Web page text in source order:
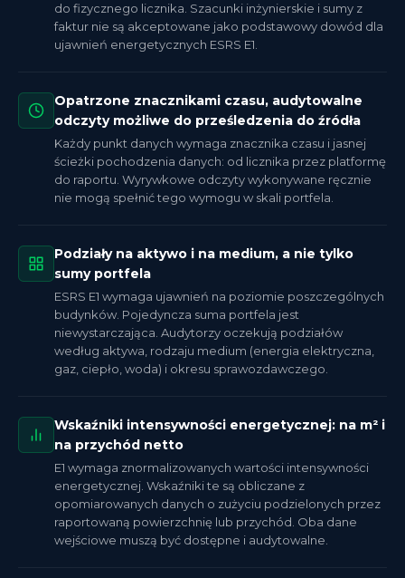
do fizycznego licznika. Szacunki inżynierskie i sumy z
faktur nie są akceptowane jako podstawowy dowód dla
ujawnień energetycznych ESRS E1.
Opatrzone znacznikami czasu, audytowalne
odczyty możliwe do prześledzenia do źródła
Każdy punkt danych wymaga znacznika czasu i jasnej
ścieżki pochodzenia danych: od licznika przez platformę
do raportu. Wyrywkowe odczyty wykonywane ręcznie
nie mogą spełnić tego wymogu w skali portfela.
Podziały na aktywo i na medium, a nie tylko
sumy portfela
ESRS E1 wymaga ujawnień na poziomie poszczególnych
budynków. Pojedyncza suma portfela jest
niewystarczająca. Audytorzy oczekują podziałów
według aktywa, rodzaju medium (energia elektryczna,
gaz, ciepło, woda) i okresu sprawozdawczego.
Wskaźniki intensywności energetycznej: na m² i
na przychód netto
E1 wymaga znormalizowanych wartości intensywności
energetycznej. Wskaźniki te są obliczane z
opomiarowanych danych o zużyciu podzielonych przez
raportowaną powierzchnię lub przychód. Oba dane
wejściowe muszą być dostępne i audytowalne.